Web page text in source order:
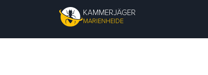
KAMMERJÄGER
MARIENHEIDE